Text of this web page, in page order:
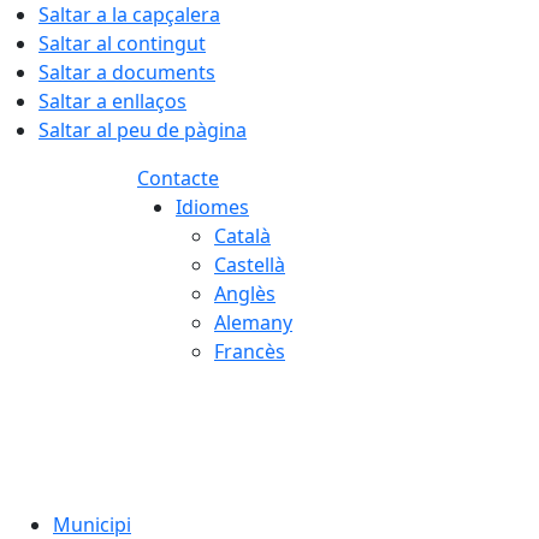
Saltar a la capçalera
Saltar al contingut
Saltar a documents
Saltar a enllaços
Saltar al peu de pàgina
Contacte
Idiomes
Català
Castellà
Anglès
Alemany
Francès
Municipi